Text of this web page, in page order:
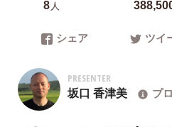
8人
シェア ツイ
PRESENTER
坂口 香津美 プ